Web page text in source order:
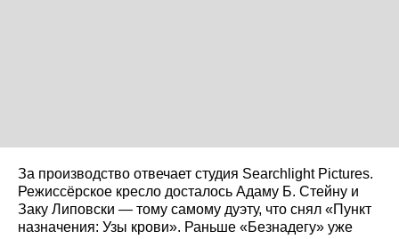
За производство отвечает студия Searchlight Pictures.
Режиссёрское кресло досталось Адаму Б. Стейну и
Заку Липовски — тому самому дуэту, что снял «Пункт
назначения: Узы крови». Раньше «Безнадегу» уже